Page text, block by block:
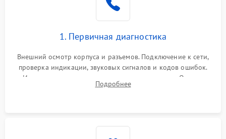
1. Первичная диагностика
Внешний осмотр корпуса и разъемов. Подключение к сети,
проверка индикации, звуковых сигналов и кодов ошибок.
Измерение входного и выходного напряжения. Оценка
реакции ИБП на отключение основного питания без
Подробнее